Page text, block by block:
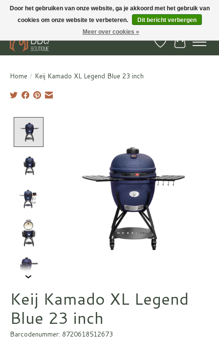
BBQ Boutique - Gratis verzenden en afhalen in Hedel en Kesteren
Verlanglijst
Home / Keij Kamado XL Legend Blue 23 inch
Keij Kamado XL Legend
Blue 23 inch
Barcodenummer: 8720618512673
Door het gebruiken van onze website, ga je akkoord met het gebruik van
cookies om onze website te verbeteren.
Dit bericht verbergen
Meer over cookies »